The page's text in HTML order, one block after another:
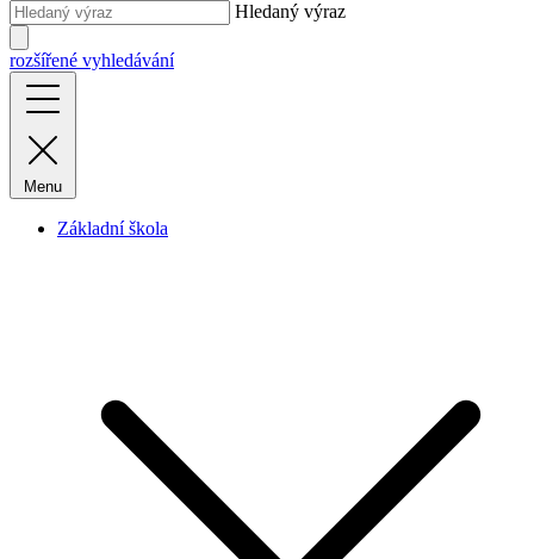
Hledaný výraz
rozšířené vyhledávání
Menu
Základní škola